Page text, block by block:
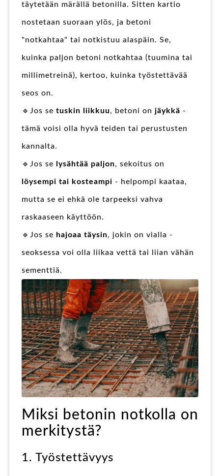
täytetään märällä betonilla. Sitten kartio
nostetaan suoraan ylös, ja betoni
"notkahtaa" tai notkistuu alaspäin. Se,
kuinka paljon betoni notkahtaa (tuumina tai
millimetreinä), kertoo, kuinka työstettävää
seos on.
🔹Jos se tuskin liikkuu, betoni on jäykkä -
tämä voisi olla hyvä teiden tai perustusten
kannalta.
🔹Jos se lysähtää paljon, sekoitus on
löysempi tai kosteampi - helpompi kaataa,
mutta se ei ehkä ole tarpeeksi vahva
raskaaseen käyttöön.
🔹Jos se hajoaa täysin, jokin on vialla -
seoksessa voi olla liikaa vettä tai liian vähän
sementtiä.
Miksi betonin notkolla on
merkitystä?
1. Työstettävyys